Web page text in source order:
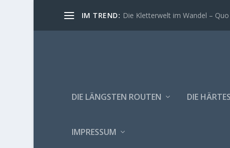
IM TREND: Die Kletterwelt im Wandel – Quo
DIE LÄNGSTEN ROUTEN DIE
IMPRESSUM